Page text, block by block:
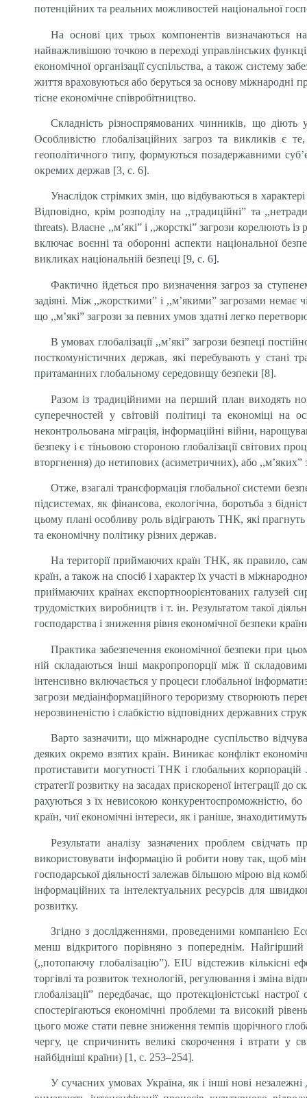
потенційних та реальних можливостей національної
На основі цих трьох компонентів визначаються
найважливішою точкою в переході управлінських
економічної організації суспільства, а також систему
життя враховуються або беруться за основу міжнародні
тісне економічне співробітництво.
Складність різноспрямованих чинників, що
Особливістю глобалізаційних загроз та викликів
геополітичного типу, формуються позадержавними
окремих держав [3, с. 6].
Унаслідок стрімких змін, що відбуваються в
Відповідно, крім розподілу на ,,традиційні” та
threats). Власне ,,м’які” і ,,жорсткі” загрози корелюють
включає воєнні та оборонні аспекти національної
викликах національній безпеці [9, с. 6].
Фактично йдеться про визначення загроз за
задіяні. Між ,,жорсткими” і ,,м’якими” загрозами немає
що ,,м’які” загрози за певних умов здатні легко
В умовах глобалізації ,,м’які” загрози безпеці
посткомуністичних держав, які перебувають у стані
притаманних глобальному середовищу безпеки [8].
Разом із традиційними на перший план виходять
супереч­ностей у світовій політиці та економіці на
неконтрольована міграція, інформаційні війни,
безпеку і є тіньовою стороною глобалізації світових
вторгнення) до нетипових (асиметричних), або ,,м’яких”
Отже, взагалі трансформація глобальної системи
підсистемах, як фінансова, екологічна, боротьба з
цьому плані особливу роль відіграють ТНК, які прагнуть
та економічну політику різних держав.
На території приймаючих країн ТНК, як правило,
країн, а також на спосіб і характер їх участі в
приймаючих країнах експортноорієнтованих галузей
трудомістких виробництв і т. ін. Результатом такої
господарства і зниження рівня економічної безпеки
Практика забезпечення економічної безпеки при
ній складаються інші макропропорції між її
інтенсивно включається у процеси глобальної
загрози медіаінформаційного тероризму створюють
нерозвиненістю і слабкістю відповідних державних
Варто зазначити, що міжнародне суспільство
деяких окремо взятих країн. Виникає конфлікт
протиставити могутності ТНК і глобальних корпорацій
стратегії розвитку на засадах прискореної інтеграції
рахуються з їх невисокою конкурентоспроможністю, бо
країн, чиї економічні інтереси, як і раніше,
Результати аналізу зазначених проблем
використовувати інформацію й робити нову так, щоб
господарської діяльності залежав більшою мірою від
інформаційних та інтелектуальних ресурсів для
розвитку.
Згідно з дослідженнями, проведеними компанією
менш відкритого порівняно з попереднім. Найгірший
(,,потопаючу глобалізацію”). EIU відстежив кількісні
торгівлі та розвиток технологій, регулювання і зміна
глобалізації” передбачає, що протекціоністські
спостерігаються економічні проблеми та високий
цього може стати певне зниження темпів щорічного
чергу, це спричинить великі скорочення і втрати у
найбідніші країни) [1, с. 253–254].
У сучасних умовах Україна, як і інші нові